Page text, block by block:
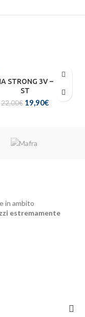
STRONG 3V – 3800
ST
22,00€
Il prezzo
19,90€
in ambito
estremamente